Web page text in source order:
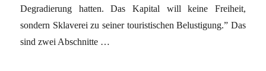
Degradierung hatten. Das Kapital will keine Freiheit,
sondern Sklaverei zu seiner touristischen Belustigung.” Das
sind zwei Abschnitte …